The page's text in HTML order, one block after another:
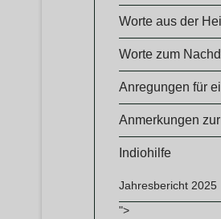
Worte aus der
Worte zum
Anregungen für
Anmerkungen
Indiohilfe
Jahresbericht 2025
">